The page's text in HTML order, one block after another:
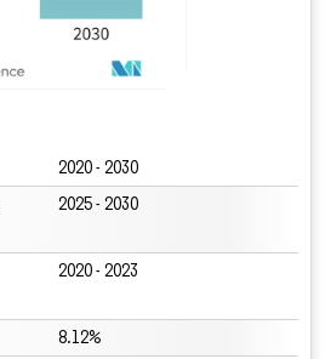
2020 - 2030
2025 - 2030
2020 - 2023
8.12%